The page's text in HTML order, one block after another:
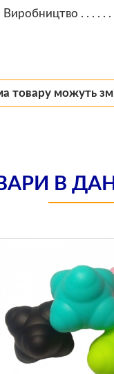
Виробництво
товару можуть
В